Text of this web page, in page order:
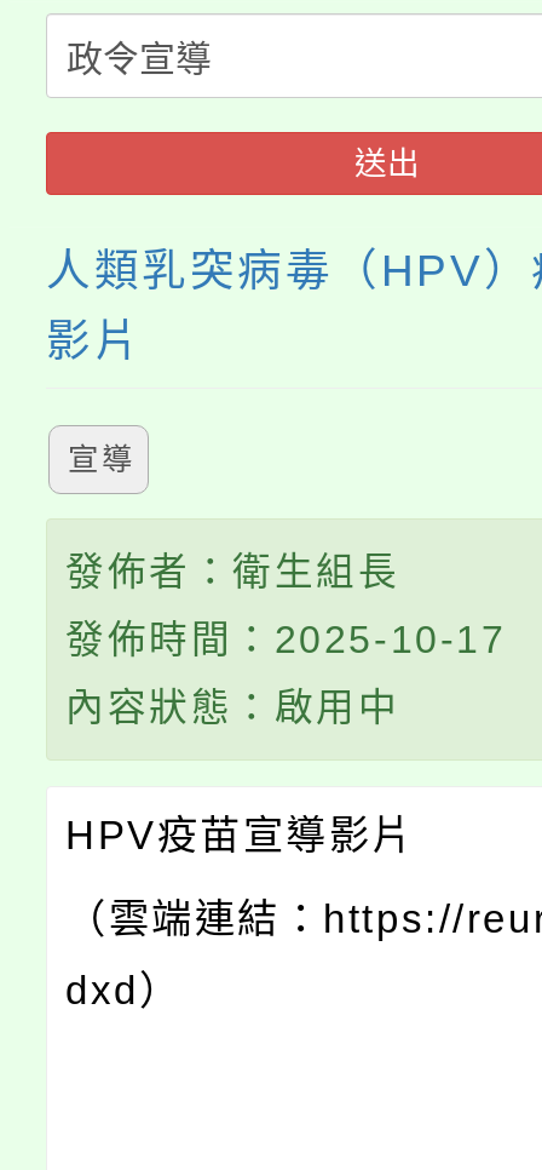
系所師生報名參加。
踴躍報名參加。
展演活動實施計畫」
115年度「教育部表揚
義教育推展貢獻獎」
「2026 ART TAIPEI臺
博覽會」之「藝術教育
送出
人類乳突病毒（HPV
影片
宣導
發佈者：衛生組長
發佈時間：2025-10-17
內容狀態：啟用中
HPV疫苗宣導影片
（雲端連結：https://
dxd）